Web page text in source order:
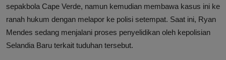
sepakbola Cape Verde, namun kemudian membawa kasus ini ke
ranah hukum dengan melapor ke polisi setempat. Saat ini, Ryan
Mendes sedang menjalani proses penyelidikan oleh kepolisian
Selandia Baru terkait tuduhan tersebut.